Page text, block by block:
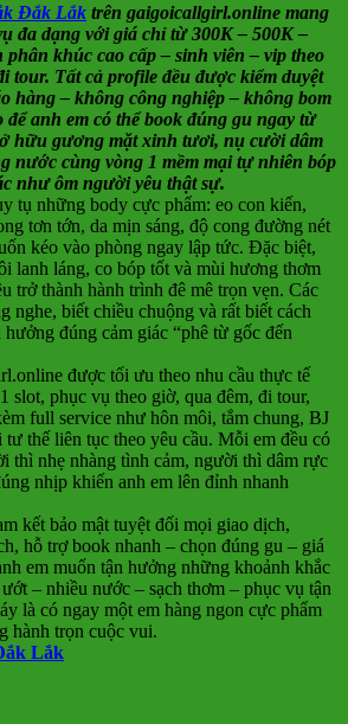
Đắk Lắk trên gaigoicallgirl.online mang
đa dạng với giá chỉ từ 300K – 500K –
phân khúc cao cấp – sinh viên – vip theo
tour. Tất cả profile đều được kiểm duyệt
hàng – không công nghiệp – không bom
anh em có thể book đúng gu ngay từ
hữu gương mặt xinh tươi, nụ cười dâm
nước cùng vòng 1 mềm mại tự nhiên bóp
như ôm người yêu thật sự.
tụ những body cực phẩm: eo con kiến,
tơn tớn, da mịn sáng, độ cong đường nét
kéo vào phòng ngay lập tức. Đặc biệt,
lanh láng, co bóp tốt và mùi hương thơm
trở thành hành trình đê mê trọn vẹn. Các
nghe, biết chiều chuộng và rất biết cách
đúng cảm giác “phê từ gốc đến
được tối ưu theo nhu cầu thực tế
slot, phục vụ theo giờ, qua đêm, đi tour,
full service như hôn môi, tắm chung, BJ
thế liên tục theo yêu cầu. Mỗi em đều có
thì nhẹ nhàng tình cảm, người thì dâm rực
nhịp khiến anh em lên đỉnh nhanh
kết bảo mật tuyệt đối mọi giao dịch,
hỗ trợ book nhanh – chọn đúng gu – giá
em muốn tận hưởng những khoảnh khắc
– nhiều nước – sạch thơm – phục vụ tận
là có ngay một em hàng ngon cực phẩm
hành trọn cuộc vui.
Lắk